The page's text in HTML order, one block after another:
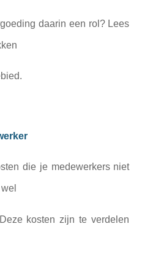
daarin een rol? Lees
die je medewerkers niet
kosten zijn te verdelen